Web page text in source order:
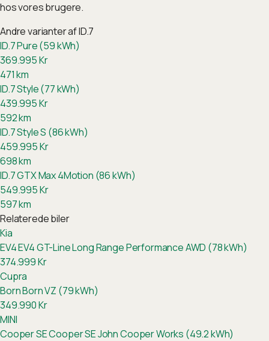
hos vores brugere.
Andre varianter afID.7
ID.7 Pure (59 kWh)
369.995Kr
471km
ID.7 Style (77 kWh)
439.995Kr
592km
ID.7 Style S (86 kWh)
459.995Kr
698km
ID.7 GTX Max 4Motion (86 kWh)
549.995Kr
597km
Relaterede biler
Kia
EV4EV4 GT-Line Long Range Performance AWD (78 kWh)
374.999Kr
Cupra
BornBorn VZ (79 kWh)
349.990Kr
MINI
Cooper SECooper SE John Cooper Works (49.2 kWh)